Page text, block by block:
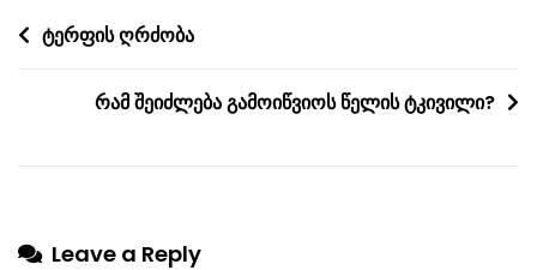
Post
ტერფის ღრძობა
რამ შეიძლება გამოიწვიოს წელის ტკივილი?
Leave a Reply